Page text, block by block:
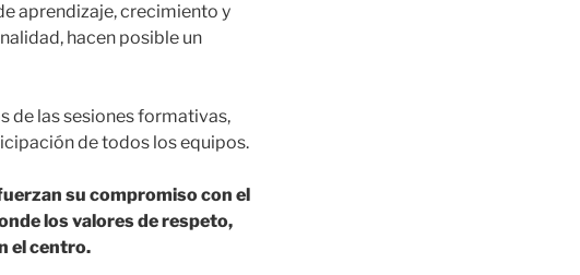
aprendizaje, crecimiento y
hacen posible un
de las sesiones formativas,
de todos los equipos.
su compromiso con el
los valores de respeto,
el centro.